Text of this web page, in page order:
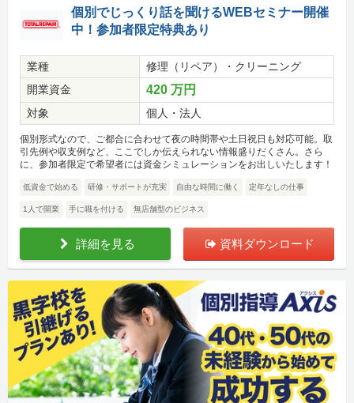
個別でじっくり話を聞けるWEBセミナー開催
中！参加者限定特典あり
業種
修理（リペア）・クリーニング
開業資金
420 万円
対象 個人・法人
個別形式なので、ご都合に合わせて夜の時間帯や土日祝日も対応可能。取
引先例や収支例など、ここでしか伝えられない情報盛りだくさん。さら
に、参加者限定で希望者には資金シミュレーションをお出しいたします！
低資金で始める 研修・サポートが充実 自由な時間に働く 定年なしの仕事
1人で開業 手に職を付ける 無店舗型のビジネス
詳細を見る 資料ダウンロード